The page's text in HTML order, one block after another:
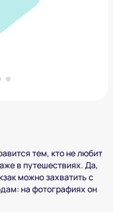
тем, кто не любит
в путешествиях. Да,
можно захватить с
на фотографиях он